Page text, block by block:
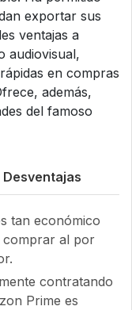
exportar sus
ventajas a
audiovisual,
en compras
además,
del famoso
Desventajas
tan económico
comprar al por
contratando
Prime es